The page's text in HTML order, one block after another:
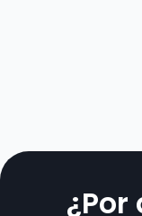
¿Por